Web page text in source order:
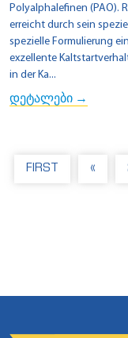
Polyalphalefinen (PAO).
erreicht durch sein
spezielle Formulierung
exzellente
in der Ka...
დეტალები →
FIRST «